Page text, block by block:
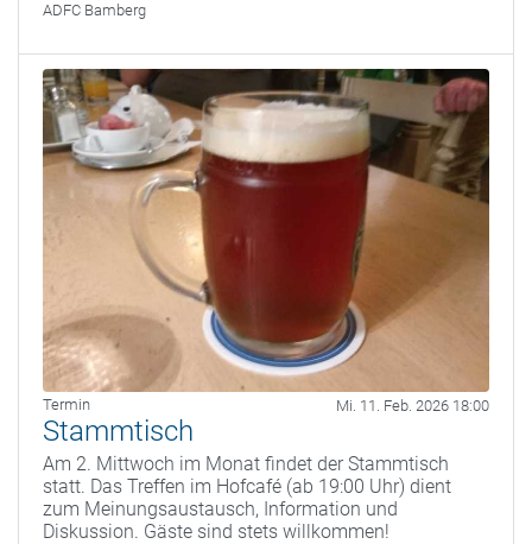
ADFC Bamberg
Termin Mi. 11. Feb. 2026 18:00
Stammtisch
Am 2. Mittwoch im Monat findet der Stammtisch
statt. Das Treffen im Hofcafé (ab 19:00 Uhr) dient
zum Meinungsaustausch, Information und
Diskussion. Gäste sind stets willkommen!